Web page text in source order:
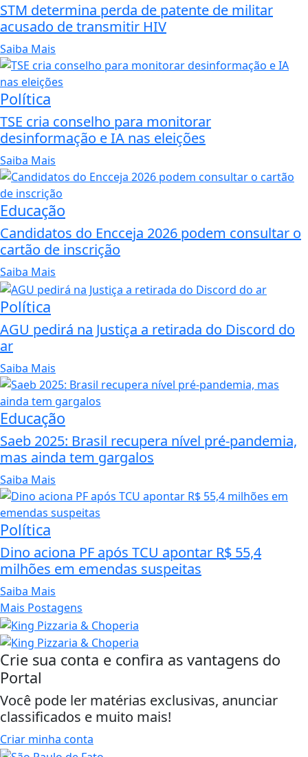
STM determina perda de patente de militar
acusado de transmitir HIV
Saiba Mais
Política
TSE cria conselho para monitorar
desinformação e IA nas eleições
Saiba Mais
Educação
Candidatos do Encceja 2026 podem consultar o
cartão de inscrição
Saiba Mais
Política
AGU pedirá na Justiça a retirada do Discord do
ar
Saiba Mais
Educação
Saeb 2025: Brasil recupera nível pré-pandemia,
mas ainda tem gargalos
Saiba Mais
Política
Dino aciona PF após TCU apontar R$ 55,4
milhões em emendas suspeitas
Saiba Mais
Mais Postagens
Crie sua conta e confira as vantagens do
Portal
Você pode ler matérias exclusivas, anunciar
classificados e muito mais!
Criar minha conta